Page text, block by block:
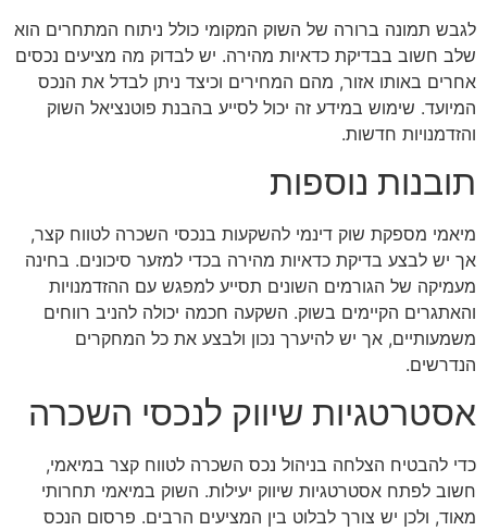
לגבש תמונה ברורה של השוק המקומי כולל ניתוח המתחרים הוא
שלב חשוב בבדיקת כדאיות מהירה. יש לבדוק מה מציעים נכסים
אחרים באותו אזור, מהם המחירים וכיצד ניתן לבדל את הנכס
המיועד. שימוש במידע זה יכול לסייע בהבנת פוטנציאל השוק
והזדמנויות חדשות.
תובנות נוספות
מיאמי מספקת שוק דינמי להשקעות בנכסי השכרה לטווח קצר,
אך יש לבצע בדיקת כדאיות מהירה בכדי למזער סיכונים. בחינה
מעמיקה של הגורמים השונים תסייע למפגש עם ההזדמנויות
והאתגרים הקיימים בשוק. השקעה חכמה יכולה להניב רווחים
משמעותיים, אך יש להיערך נכון ולבצע את כל המחקרים
הנדרשים.
אסטרטגיות שיווק לנכסי השכרה
כדי להבטיח הצלחה בניהול נכס השכרה לטווח קצר במיאמי,
חשוב לפתח אסטרטגיות שיווק יעילות. השוק במיאמי תחרותי
מאוד, ולכן יש צורך לבלוט בין המציעים הרבים. פרסום הנכס